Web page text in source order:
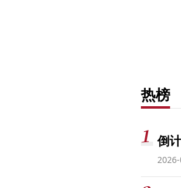
热榜
倒